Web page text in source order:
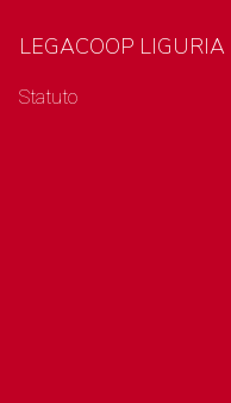
LEGACOOP LIGURIA
Statuto